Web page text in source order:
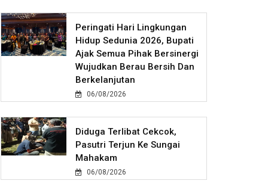
Peringati Hari Lingkungan
Hidup Sedunia 2026, Bupati
Ajak Semua Pihak Bersinergi
Wujudkan Berau Bersih Dan
Berkelanjutan
06/08/2026
Diduga Terlibat Cekcok,
Pasutri Terjun Ke Sungai
Mahakam
06/08/2026